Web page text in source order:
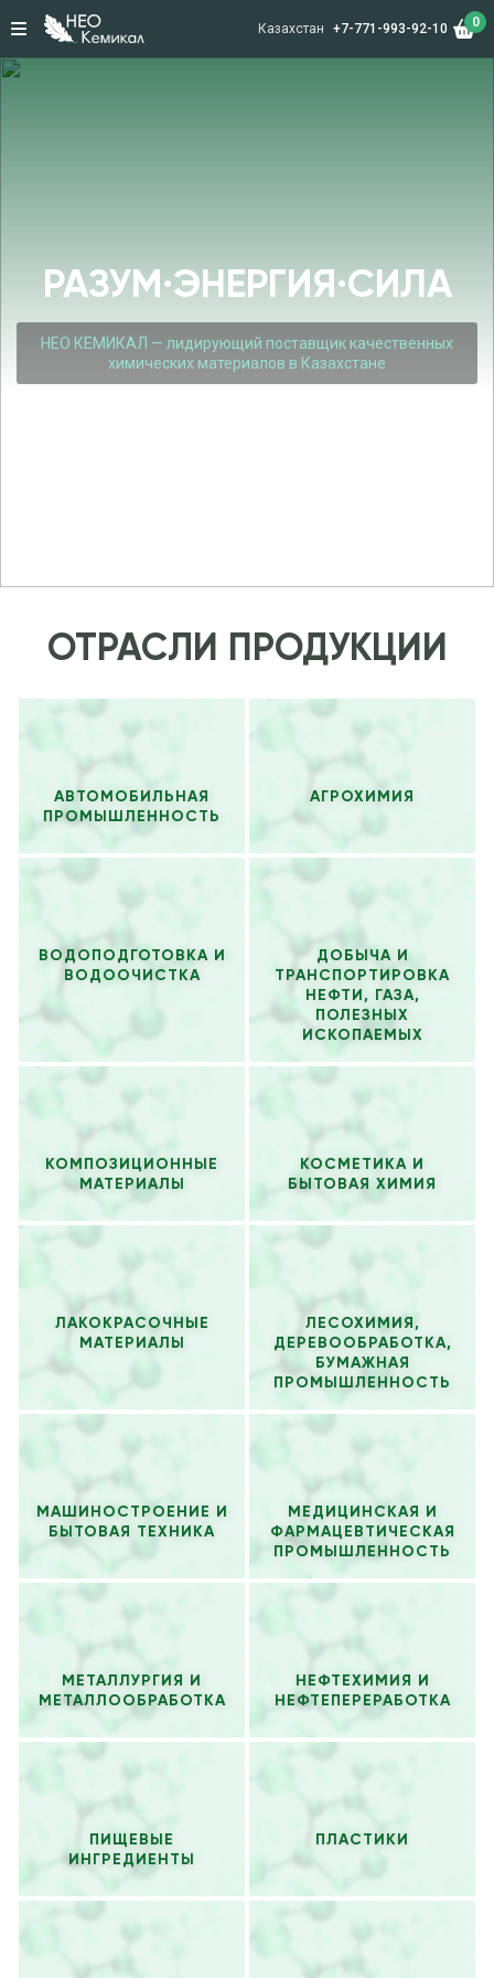
Казахстан +7-771-993-92-10 0
РАЗУМ·ЭНЕРГИЯ·СИЛА
НЕО КЕМИКАЛ — лидирующий поставщик качественных
химических материалов в Казахстане
ОТРАСЛИ ПРОДУКЦИИ
АВТОМОБИЛЬНАЯ
ПРОМЫШЛЕННОСТЬ
АГРОХИМИЯ
ВОДОПОДГОТОВКА И
ВОДООЧИСТКА
ДОБЫЧА И
ТРАНСПОРТИРОВКА
НЕФТИ, ГАЗА,
ПОЛЕЗНЫХ
ИСКОПАЕМЫХ
КОМПОЗИЦИОННЫЕ
МАТЕРИАЛЫ
КОСМЕТИКА И
БЫТОВАЯ ХИМИЯ
ЛАКОКРАСОЧНЫЕ
МАТЕРИАЛЫ
ЛЕСОХИМИЯ,
ДЕРЕВООБРАБОТКА,
БУМАЖНАЯ
ПРОМЫШЛЕННОСТЬ
МАШИНОСТРОЕНИЕ И
БЫТОВАЯ ТЕХНИКА
МЕДИЦИНСКАЯ И
ФАРМАЦЕВТИЧЕСКАЯ
ПРОМЫШЛЕННОСТЬ
МЕТАЛЛУРГИЯ И
МЕТАЛЛООБРАБОТКА
НЕФТЕХИМИЯ И
НЕФТЕПЕРЕРАБОТКА
ПИЩЕВЫЕ
ИНГРЕДИЕНТЫ
ПЛАСТИКИ